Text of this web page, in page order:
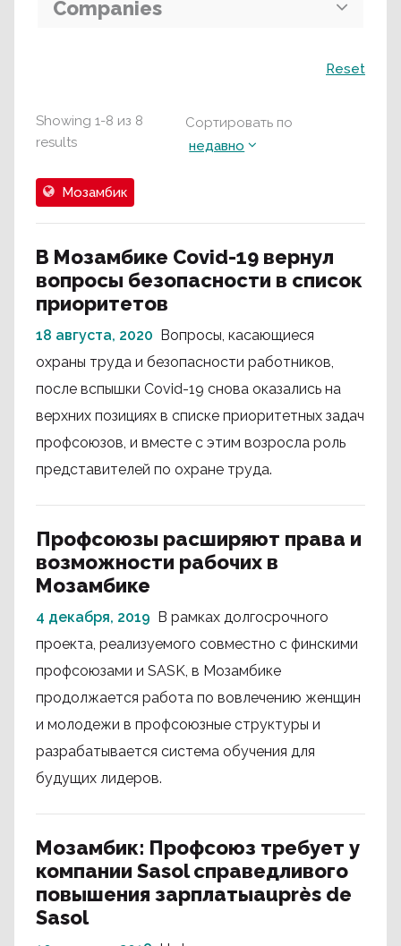
Showing 1-8 из 8
results
Сортировать по
недавно
Мозамбик
В Мозамбике Covid-19 вернул
вопросы безопасности в список
приоритетов
18 августа, 2020 Вопросы, касающиеся
охраны труда и безопасности работников,
после вспышки Covid-19 снова оказались на
верхних позициях в списке приоритетных задач
профсоюзов, и вместе с этим возросла роль
представителей по охране труда.
Профсоюзы расширяют права и
возможности рабочих в
Мозамбике
4 декабря, 2019 В рамках долгосрочного
проекта, реализуемого совместно с финскими
профсоюзами и SASK, в Мозамбике
продолжается работа по вовлечению женщин
и молодежи в профсоюзные структуры и
разрабатывается система обучения для
будущих лидеров.
Мозамбик: Профсоюз требует у
компании Sasol справедливого
повышения зарплатыauprès de
Sasol
Companies
Reset